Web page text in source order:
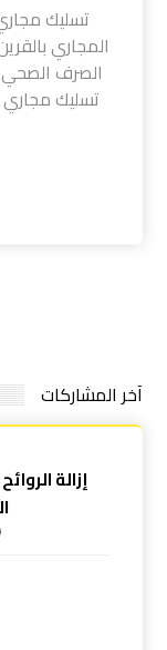
تسليك
المجاري
الصرف الصحي
تسليك
آخر المشاركات
إزالة